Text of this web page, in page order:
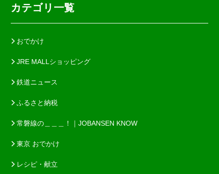
カテゴリ一覧
おでかけ
JRE MALLショッピング
鉄道ニュース
ふるさと納税
常磐線の＿＿＿！｜JOBANSEN KNOW
東京 おでかけ
レシピ・献立